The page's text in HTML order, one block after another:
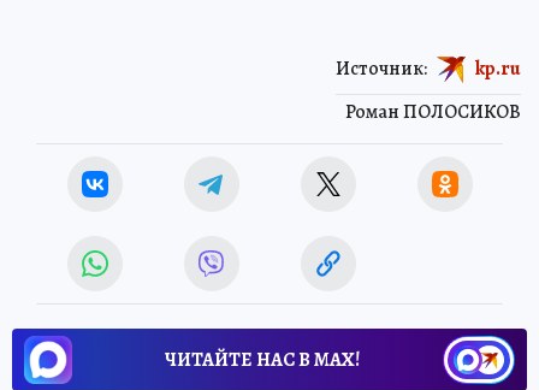
Роман ПОЛОСИКОВ
Источник: kp.ru
ЧИТАЙТЕ НАС В МАХ!